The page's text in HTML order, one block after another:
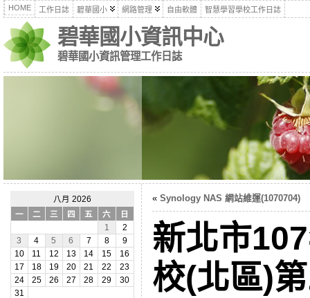
HOME 工作日誌 碧華國小 網路管理 自由軟體 智慧學習學校工作日誌
碧華國小資訊中心
碧華國小資訊管理工作日誌
八月 2026
一
二 三 四 五 六
日
1
2
3
4 5 6 7 8
9
10
11 12 13 14 15
16
17
18 19 20 21 22
23
24
25 26 27 28 29
30
31
« Synology NAS 網站維運(1070704)
新北市
校(北區)